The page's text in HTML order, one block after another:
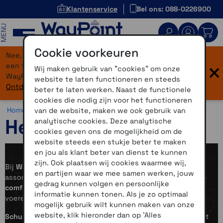
Klantenservice Bel ons: 088-0226900
Nee, je bent niet verdwaald! Onze website heeft
een flinke upgrade gekregen. Dezelfde vertrouwde
WayPoint-service, maar dan in een modern jasje.
Ontdek hier wat er allemaal nieuw is.
×
Home >Motor >Helmen
Helmen
Bij WayPoint vind je een zorgvuldig geselecteerd
assortimentmotorhelmen van topkwaliteit, met focus op
comfort, veiligheid en geïntegreerde communicatie
voeren onder andereSchuberthenSena .
Schuberthontwikkelt al meer dan 70 jaar helmen en staat
Cookie voorkeuren
Wij maken gebruik van "cookies" om onze
website te laten functioneren en steeds
beter te laten werken. Naast de functionele
cookies die nodig zijn voor het functioneren
van de website, maken we ook gebruik van
analytische cookies. Deze analytische
cookies geven ons de mogelijkheid om de
website steeds een stukje beter te maken
en jou als klant beter van dienst te kunnen
zijn. Ook plaatsen wij cookies waarmee wij,
en partijen waar we mee samen werken, jouw
gedrag kunnen volgen en persoonlijke
informatie kunnen tonen. Als je zo optimaal
mogelijk gebruik wilt kunnen maken van onze
website, klik hieronder dan op 'Alles